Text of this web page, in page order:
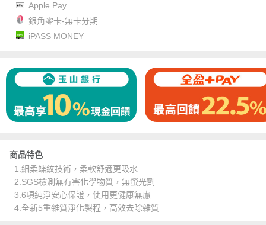
Apple Pay
銀角零卡-無卡分期
iPASS MONEY
商品特色
1.細柔蝶紋技術，柔軟舒適更吸水
2.SGS檢測無有害化學物質，無螢光劑
3.6項純淨安心保證，使用更健康無慮
4.全新5重雜質淨化製程，高效去除雜質